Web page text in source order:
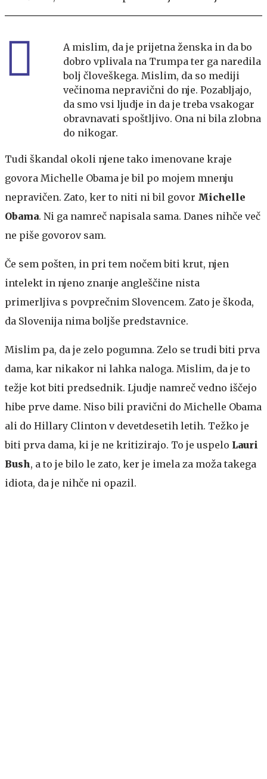
A mislim, da je prijetna ženska in da bo
dobro vplivala na Trumpa ter ga naredila
bolj človeškega. Mislim, da so mediji
večinoma nepravični do nje. Pozabljajo,
da smo vsi ljudje in da je treba vsakogar
obravnavati spoštljivo. Ona ni bila zlobna
do nikogar.
Tudi škandal okoli njene tako imenovane kraje
govora Michelle Obama je bil po mojem mnenju
nepravičen. Zato, ker to niti ni bil govor Michelle
Obama. Ni ga namreč napisala sama. Danes nihče več
ne piše govorov sam.
Če sem pošten, in pri tem nočem biti krut, njen
intelekt in njeno znanje angleščine nista
primerljiva s povprečnim Slovencem. Zato je škoda,
da Slovenija nima boljše predstavnice.
Mislim pa, da je zelo pogumna. Zelo se trudi biti prva
dama, kar nikakor ni lahka naloga. Mislim, da je to
težje kot biti predsednik. Ljudje namreč vedno iščejo
hibe prve dame. Niso bili pravični do Michelle Obama
ali do Hillary Clinton v devetdesetih letih. Težko je
biti prva dama, ki je ne kritizirajo. To je uspelo Lauri
Bush, a to je bilo le zato, ker je imela za moža takega
idiota, da je nihče ni opazil.